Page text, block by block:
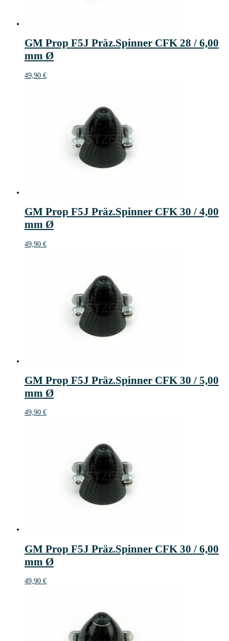
GM Prop F5J Präz.Spinner CFK 28 / 6,00
mm Ø
49,90 €
GM Prop F5J Präz.Spinner CFK 30 / 4,00
mm Ø
49,90 €
GM Prop F5J Präz.Spinner CFK 30 / 5,00
mm Ø
49,90 €
GM Prop F5J Präz.Spinner CFK 30 / 6,00
mm Ø
49,90 €